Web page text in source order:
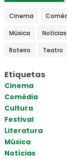
Cinema
Música Notícias
Roteiro Teatro
Etiquetas
Cinema
Comédia
Cultura
Festival
Literatura
Música
Notícias